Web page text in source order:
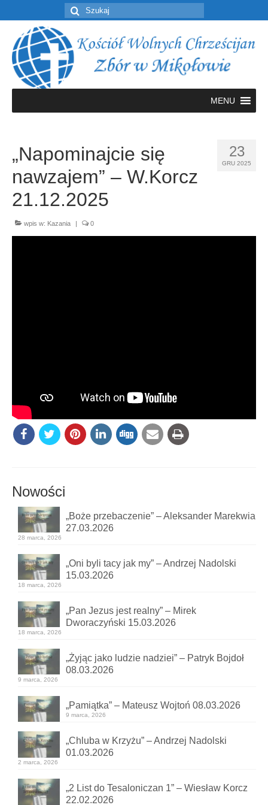
Szuklaj
w:
MENU
23
GRU 2025
„Napominajcie się
nawzajem” – W.Korcz
21.12.2025
wpis w: Kazania | 0
Nowości
„Boże przebaczenie” – Aleksander Marekwia
27.03.2026
28 marca, 2026
„Oni byli tacy jak my” – Andrzej Nadolski
15.03.2026
18 marca, 2026
„Pan Jezus jest realny” – Mirek
Dworaczyński 15.03.2026
18 marca, 2026
„Żyjąc jako ludzie nadziei” – Patryk Bojdoł
08.03.2026
9 marca, 2026
„Pamiątka” – Mateusz Wojtoń 08.03.2026
9 marca, 2026
„Chluba w Krzyżu” – Andrzej Nadolski
01.03.2026
2 marca, 2026
„2 List do Tesaloniczan 1” – Wiesław Korcz
22.02.2026